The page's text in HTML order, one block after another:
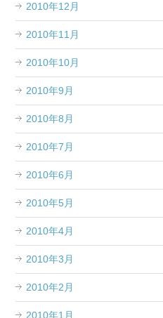
2010年12月
2010年11月
2010年10月
2010年9月
2010年8月
2010年7月
2010年6月
2010年5月
2010年4月
2010年3月
2010年2月
2010年1月